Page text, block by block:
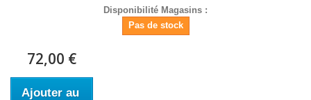
Disponibilité Magasins :
Pas de stock
72,00 €
Ajouter au